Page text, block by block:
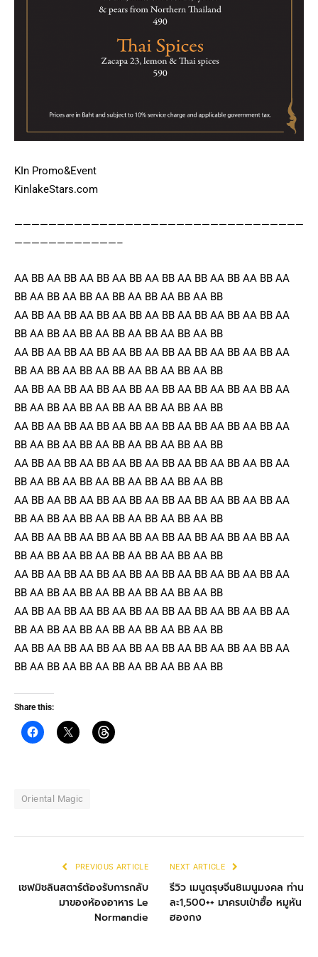
KIn Promo&Event
KinlakeStars.com
——————————————————————————————————
————————————–
AA BB AA BB AA BB AA BB AA BB AA BB AA BB AA BB AA
BB AA BB AA BB AA BB AA BB AA BB AA BB
AA BB AA BB AA BB AA BB AA BB AA BB AA BB AA BB AA
BB AA BB AA BB AA BB AA BB AA BB AA BB
AA BB AA BB AA BB AA BB AA BB AA BB AA BB AA BB AA
BB AA BB AA BB AA BB AA BB AA BB AA BB
AA BB AA BB AA BB AA BB AA BB AA BB AA BB AA BB AA
BB AA BB AA BB AA BB AA BB AA BB AA BB
AA BB AA BB AA BB AA BB AA BB AA BB AA BB AA BB AA
BB AA BB AA BB AA BB AA BB AA BB AA BB
AA BB AA BB AA BB AA BB AA BB AA BB AA BB AA BB AA
BB AA BB AA BB AA BB AA BB AA BB AA BB
AA BB AA BB AA BB AA BB AA BB AA BB AA BB AA BB AA
BB AA BB AA BB AA BB AA BB AA BB AA BB
AA BB AA BB AA BB AA BB AA BB AA BB AA BB AA BB AA
BB AA BB AA BB AA BB AA BB AA BB AA BB
AA BB AA BB AA BB AA BB AA BB AA BB AA BB AA BB AA
BB AA BB AA BB AA BB AA BB AA BB AA BB
AA BB AA BB AA BB AA BB AA BB AA BB AA BB AA BB AA
BB AA BB AA BB AA BB AA BB AA BB AA BB
AA BB AA BB AA BB AA BB AA BB AA BB AA BB AA BB AA
BB AA BB AA BB AA BB AA BB AA BB AA BB
Share this:
Oriental Magic
PREVIOUS ARTICLE
เชฟมิชลินสตาร์ต้องรับการกลับ
มาของห้องอาหาร Le
Normandie
NEXT ARTICLE
รีวิว เมนูตรุษจีน8เมนูมงคล ท่าน
ละ1,500++ มาครบเป่าฮื้อ หมูหัน
ฮองกง